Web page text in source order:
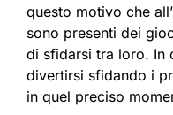
questo motivo che
sono presenti dei
di sfidarsi tra loro. In
divertirsi sfidando i
in quel preciso